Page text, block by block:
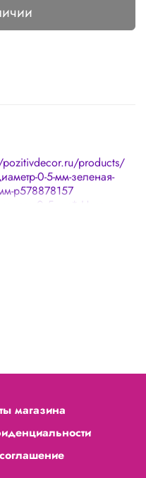
pozitivdecor.ru/products/
0-5-мм-зеленая-
p578878157
0,5 мм* Цвет -
Используется в
и рукоделия!
магазина